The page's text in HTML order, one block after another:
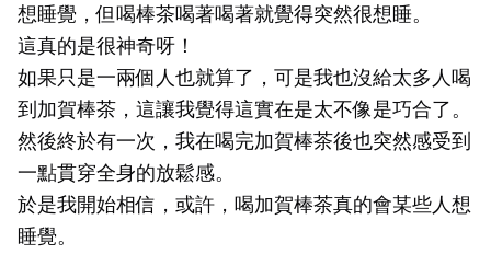
想睡覺，但喝棒茶喝著喝著就覺得突然很想睡。
這真的是很神奇呀！
如果只是一兩個人也就算了，可是我也沒給太多人喝
到加賀棒茶，這讓我覺得這實在是太不像是巧合了。
然後終於有一次，我在喝完加賀棒茶後也突然感受到
一點貫穿全身的放鬆感。
於是我開始相信，或許，喝加賀棒茶真的會某些人想
睡覺。